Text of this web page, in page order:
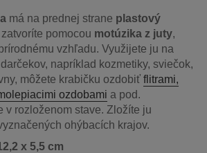
má na prednej strane plastový
pomocou motúzika z juty,
vzhľadu. Využijete ju na
napríklad kozmetiky, sviečok,
môžete krabičku ozdobiť flitrami,
ozdobami a pod.
v rozloženom stave. Zložíte ju
ohýbacích krajov.
x 5,5 cm